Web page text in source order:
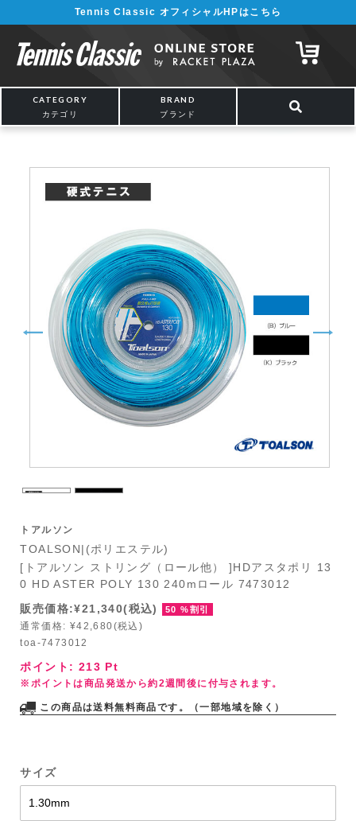
¥5,000以上の購入で送料無料!! 詳しくは こちら
Tennis Classic オフィシャルHPはこちら
CATEGORY
カテゴリ
BRAND
ブランド
トアルソン
TOALSON|(ポリエステル)
[トアルソン ストリング（ロール他） ]HDアスタポリ 13
0 HD ASTER POLY 130 240mロール 7473012
販売価格:¥21,340(税込)
50 %割引
通常価格: ¥42,680(税込)
toa-7473012
ポイント: 213 Pt
※ポイントは商品発送から約2週間後に付与されます。
この商品は送料無料商品です。（一部地域を除く）
サイズ